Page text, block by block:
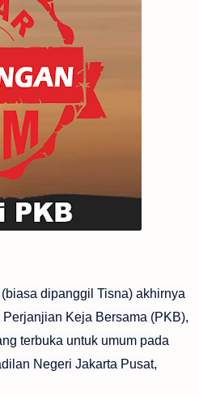
dipanggil Tisna) akhirnya
Keja Bersama (PKB),
terbuka untuk umum pada
Negeri Jakarta Pusat,